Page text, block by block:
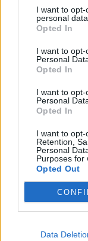
I want to
personal data.
Opted In
I want to
Personal
Opted In
I want to
Personal
Opted In
I want to opt-
Retention,
Personal
Purposes for
Opted Out
Data